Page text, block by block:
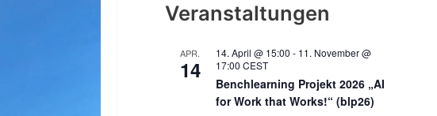
Veranstaltungen
APR.
14
14. April @ 15:00 - 11. November @
17:00 CEST
Benchlearning Projekt 2026 „AI
for Work that Works!“ (blp26)